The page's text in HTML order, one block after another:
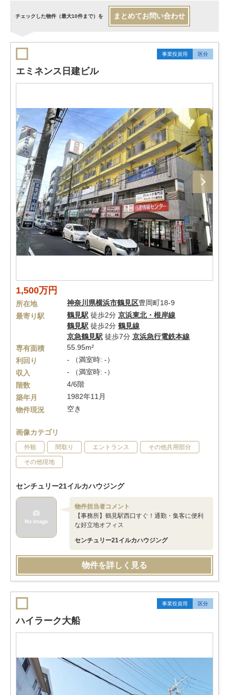
チェックした物件（最大10件まで）を まとめてお問い合わせ
事業投資用 区分
エミネンス日建ビル
1,500万円
所在地 神奈川県横浜市鶴見区豊岡町18-9
最寄り駅
鶴見駅 徒歩2分 京浜東北・根岸線
鶴見駅 徒歩2分 鶴見線
京急鶴見駅 徒歩7分 京浜急行電鉄本線
専有面積
55.95m²
利回り
- （満室時: -）
収入
- （満室時: -）
階数
4/6階
築年月
1982年11月
物件現況
空き
画像カテゴリ
外観 間取り エントランス その他共用部分
その他現地
センチュリー21イルカハウジング
物件担当者コメント
【事務所】鶴見駅西口すぐ！通勤・集客に便利
な好立地オフィス
センチュリー21イルカハウジング
物件を詳しく見る
事業投資用 区分
ハイラーク大船